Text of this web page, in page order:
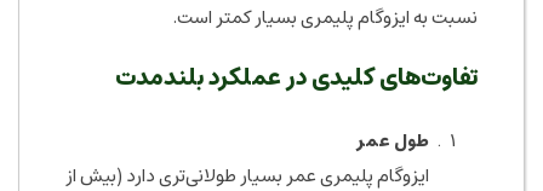
نسبت به ایزوگام پلیمری بسیار کمتر است.
تفاوت‌های کلیدی در عملکرد بلندمدت
طول عمر
ایزوگام پلیمری عمر بسیار طولانی‌تری دارد (بیش از